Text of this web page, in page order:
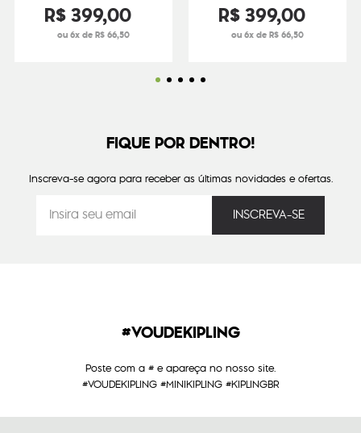
R$399,00
ou 6x de R$ 66,50
R$399,00
ou 6x de R$ 66,50
FIQUE POR DENTRO!
Inscreva-se agora para receber as últimas novidades e ofertas.
#VOUDEKIPLING
Poste com a # e apareça no nosso site.
#VOUDEKIPLING #MINIKIPLING #KIPLINGBR